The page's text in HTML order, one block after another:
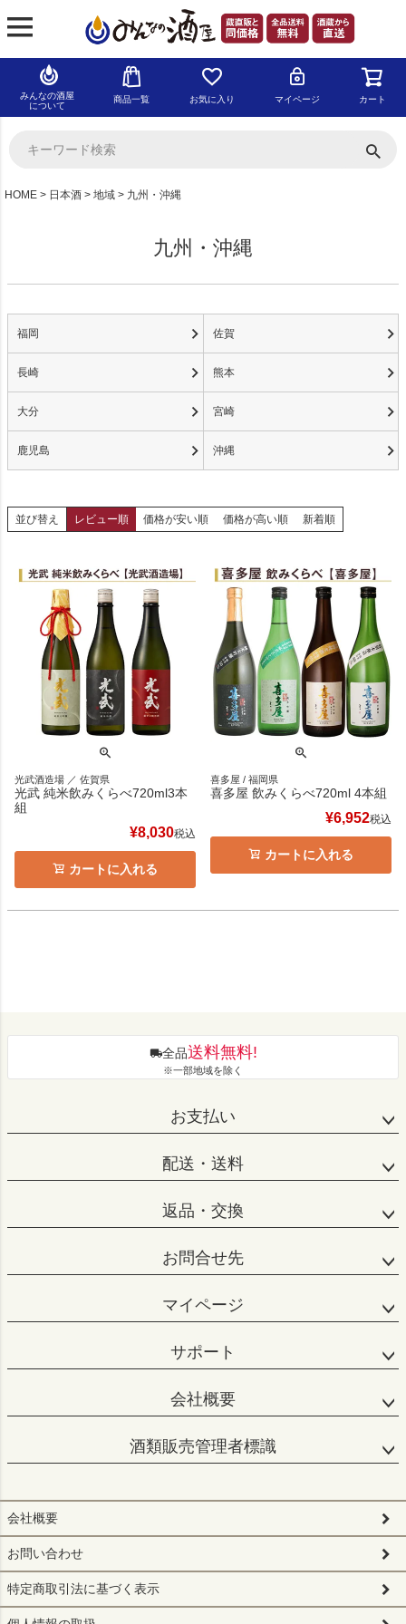
みんなの酒屋
について
商品一覧 お気に入り マイページ カート
HOME 日本酒 地域 九州・沖縄
九州・沖縄
福岡 佐賀
長崎 熊本
大分 宮崎
鹿児島 沖縄
並び替え レビュー順 価格が安い順 価格が高い順 新着順
光武酒造場 ／ 佐賀県
光武 純米飲みくらべ720ml3本
組
¥8,030税込
カートに入れる
喜多屋 / 福岡県
喜多屋 飲みくらべ720ml 4本組
¥6,952税込
カートに入れる
全品送料無料!
※一部地域を除く
お支払い
配送・送料
返品・交換
お問合せ先
マイページ
サポート
会社概要
酒類販売管理者標識
会社概要
お問い合わせ
特定商取引法に基づく表示